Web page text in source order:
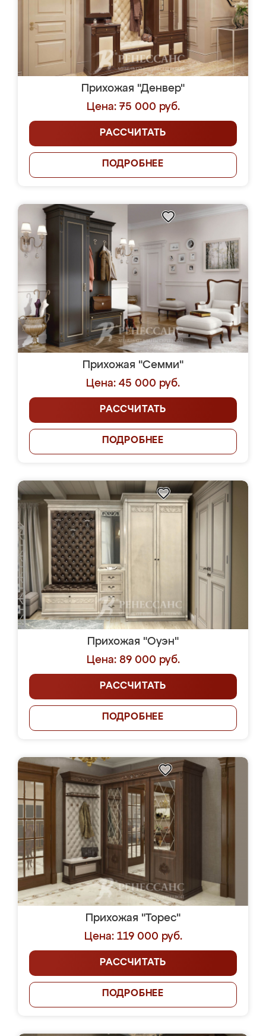
Прихожая "Денвер"
Цена: 75 000 руб.
РАССЧИТАТЬ
ПОДРОБНЕЕ
Прихожая "Семми"
Цена: 45 000 руб.
РАССЧИТАТЬ
ПОДРОБНЕЕ
Прихожая "Оуэн"
Цена: 89 000 руб.
РАССЧИТАТЬ
ПОДРОБНЕЕ
Прихожая "Торес"
Цена: 119 000 руб.
РАССЧИТАТЬ
ПОДРОБНЕЕ